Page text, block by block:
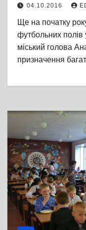
04.10.2016
Ще на початку
футбольних полів
міський голова
призначення